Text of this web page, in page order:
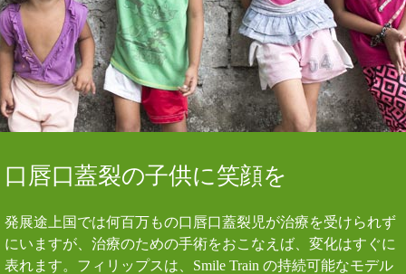
口唇口蓋裂の子供に笑顔を
発展途上国では何百万もの口唇口蓋裂児が治療を受けられず
にいますが、治療のための手術をおこなえば、変化はすぐに
表れます。フィリップスは、Smile Train の持続可能なモデル